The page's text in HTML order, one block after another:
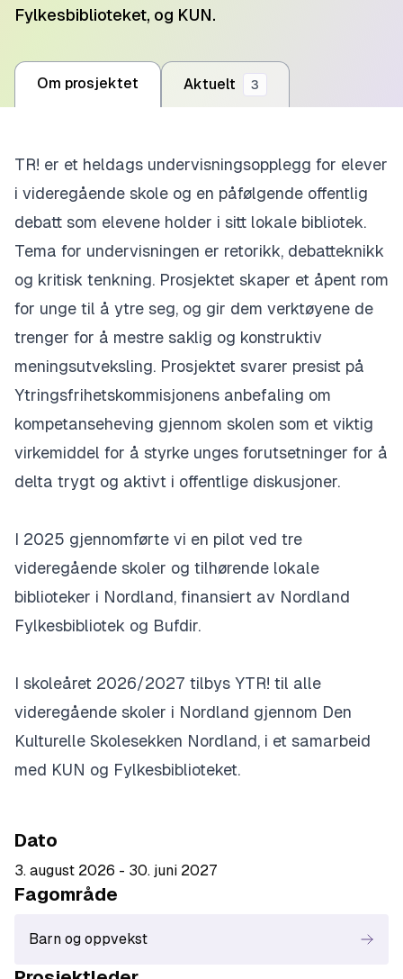
Fylkesbiblioteket, og KUN.
Om prosjektet Aktuelt 3
TR! er et heldags undervisningsopplegg for elever
i videregående skole og en påfølgende offentlig
debatt som elevene holder i sitt lokale bibliotek.
Tema for undervisningen er retorikk, debatteknikk
og kritisk tenkning. Prosjektet skaper et åpent rom
for unge til å ytre seg, og gir dem verktøyene de
trenger for å mestre saklig og konstruktiv
meningsutveksling. Prosjektet svarer presist på
Ytringsfrihetskommisjonens anbefaling om
kompetanseheving gjennom skolen som et viktig
virkemiddel for å styrke unges forutsetninger for å
delta trygt og aktivt i offentlige diskusjoner.
I 2025 gjennomførte vi en pilot ved tre
videregående skoler og tilhørende lokale
biblioteker i Nordland, finansiert av Nordland
Fylkesbibliotek og Bufdir.
I skoleåret 2026/2027 tilbys YTR! til alle
videregående skoler i Nordland gjennom Den
Kulturelle Skolesekken Nordland, i et samarbeid
med KUN og Fylkesbiblioteket.
Dato
3. august 2026 - 30. juni 2027
Fagområde
Barn og oppvekst